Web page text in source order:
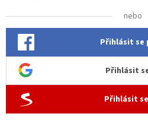
nebo
Přihlásit se
Přihlásit
Přihlásit